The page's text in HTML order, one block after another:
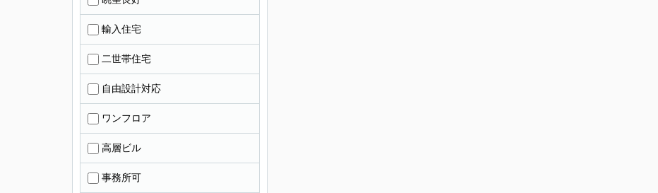
輸入住宅
二世帯住宅
自由設計対応
ワンフロア
高層ビル
事務所可